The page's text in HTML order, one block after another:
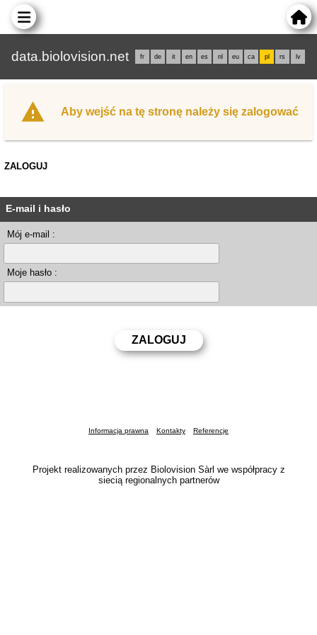
data.biolovision.net fr de it en es nl eu ca pl rs lv
Aby wejść na tę stronę należy się zalogować
ZALOGUJ
E-mail i hasło
Mój e-mail :
Moje hasło :
Informacja prawna Kontakty Referencje
Projekt realizowanych przez Biolovision Sàrl we współpracy z
siecią regionalnych partnerów